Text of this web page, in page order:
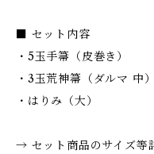
■ セット内容
・5玉手箒（皮巻き）
・3玉荒神箒（ダルマ 中）
・はりみ（大）
→ セット商品のサイズ等